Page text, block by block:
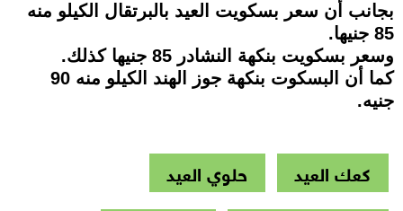
بجانب أن سعر بسكويت العيد بالبرتقال الكيلو منه
85 جنيها.
وسعر بسكويت بنكهة النشادر 85 جنيها كذلك.
كما أن البسكوت بنكهة جوز الهند الكيلو منه 90
جنيه.
كعك العيد
حلوي العيد